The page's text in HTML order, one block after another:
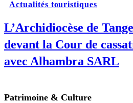
Actualités touristiques
L’Archidiocèse de
devant la Cour de
avec Alhambra SARL
Patrimoine & Culture